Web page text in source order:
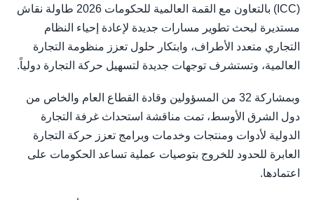
(ICC) بالتعاون مع القمة العالمية للحكومات 2026 طاولة نقاش
مستديرة لبحث تطوير مسارات جديدة لإعادة إحياء النظام
التجاري متعدد الأطراف، وابتكار حلول تعزز منظومة التجارة
العالمية، وتستشرف توجهات جديدة لتسهيل حركة التجارة دولياً.
وبمشاركة 32 من المسؤولين وقادة القطاع العام والخاص من
دول الشرق الأوسط، تمت مناقشة استحداث غرفة التجارة
الدولية لأدوات ومنتجات وخدمات وبرامج تعزز حركة التجارة
العابرة للحدود للخروج بتوصيات عملية تساعد الحكومات على
اعتمادها.